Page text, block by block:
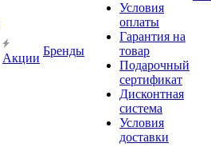
Акции
Бренды
Условия
оплаты
Гарантия на
товар
Подарочный
сертификат
Дисконтная
система
Условия
доставки